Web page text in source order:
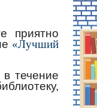
приятно
«Лучший
течение